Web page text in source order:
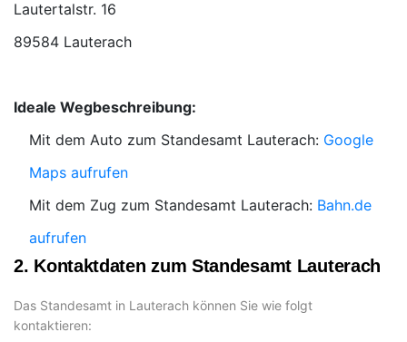
89584 Lauterach
Ideale Wegbeschreibung:
Mit dem Auto zum Standesamt Lauterach: Google
Maps aufrufen
Mit dem Zug zum Standesamt Lauterach: Bahn.de
aufrufen
2. Kontaktdaten zum Standesamt Lauterach
Das Standesamt in Lauterach können Sie wie folgt
kontaktieren: